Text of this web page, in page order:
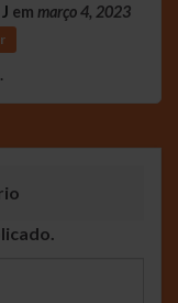
em março 4, 2023